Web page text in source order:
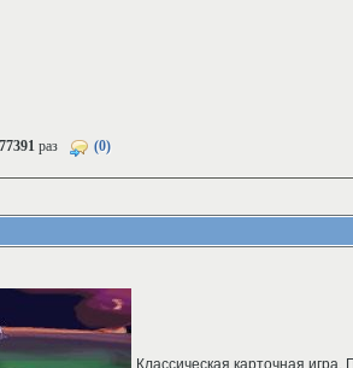
раз (0)
Классическая карточная игра.